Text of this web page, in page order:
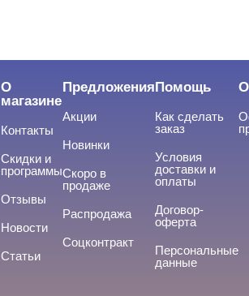
О
магазине
Контакты
Скидки и
программы
Отзывы
Новости
Статьи
Предложения
Акции
Новинки
Скоро в
продаже
Распродажа
Соцконтракт
Помощь
Как сделать
заказ
Условия
доставки и
оплаты
Договор-
оферта
Персональные
данные